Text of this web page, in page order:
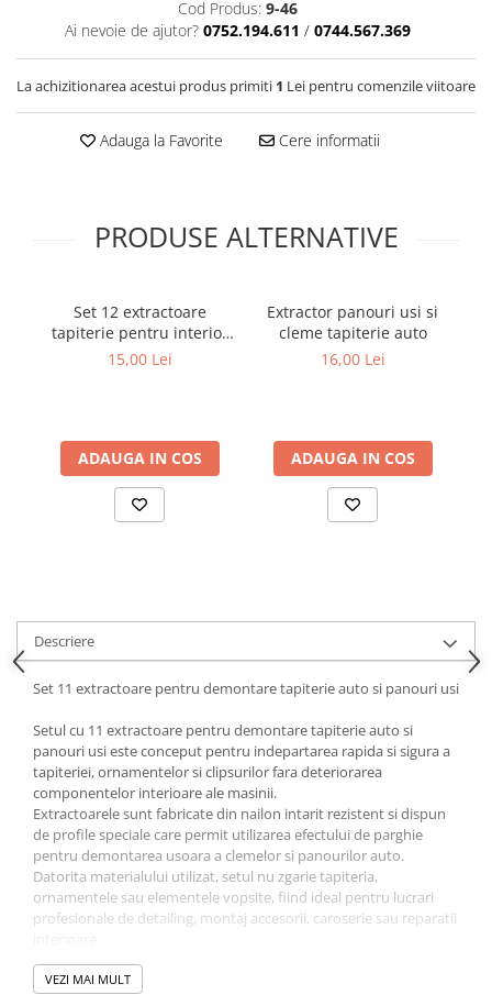
Huse Volan cu Ac si Ata
Huse Volan din Piele Ecologica
Huse Volan din Piele Ecologica cu
Nuca Volan
Oglinda Retrovizoare
Ornamente Auto
Ornamente Schimbator Viteza
Ornamente Toba Auto
Parasolare Auto
Stergatoare Parbriz
Suport Auto Ochelari
Suporti Pahar Auto
Suporti Telefon Auto
Tetiera Auto
Covorase TOYOTA
Covorase VOLKSWAGEN
Covorase VOLVO
Tavite Portbagaj
Cod Produs: 9-46
Ai nevoie de ajutor? 0752.194.611 / 0744.567.369
La achizitionarea acestui produs primiti 1 Lei pentru comenzile viitoare
Adauga la Favorite Cere informatii
PRODUSE ALTERNATIVE
Set 12 extractoare
tapiterie pentru interior
auto demontare cleme si
15,00 Lei
ADAUGA IN COS
Extractor panouri usi si
cleme tapiterie auto
16,00 Lei
ADAUGA IN COS
Descriere
Set 11 extractoare pentru demontare tapiterie auto si panouri usi
Setul cu 11 extractoare pentru demontare tapiterie auto si
panouri usi este conceput pentru indepartarea rapida si sigura a
tapiteriei, ornamentelor si clipsurilor fara deteriorarea
componentelor interioare ale masinii.
Extractoarele sunt fabricate din nailon intarit rezistent si dispun
de profile speciale care permit utilizarea efectului de parghie
pentru demontarea usoara a clemelor si panourilor auto.
Datorita materialului utilizat, setul nu zgarie tapiteria,
ornamentele sau elementele vopsite, fiind ideal pentru lucrari
profesionale de detailing, montaj accesorii, caroserie sau reparatii
Setul include 11 unelte diferite pentru acces facil in diverse zone
ale vehiculului si compatibilitate cu multiple tipuri de clipsuri si
VEZI MAI MULT